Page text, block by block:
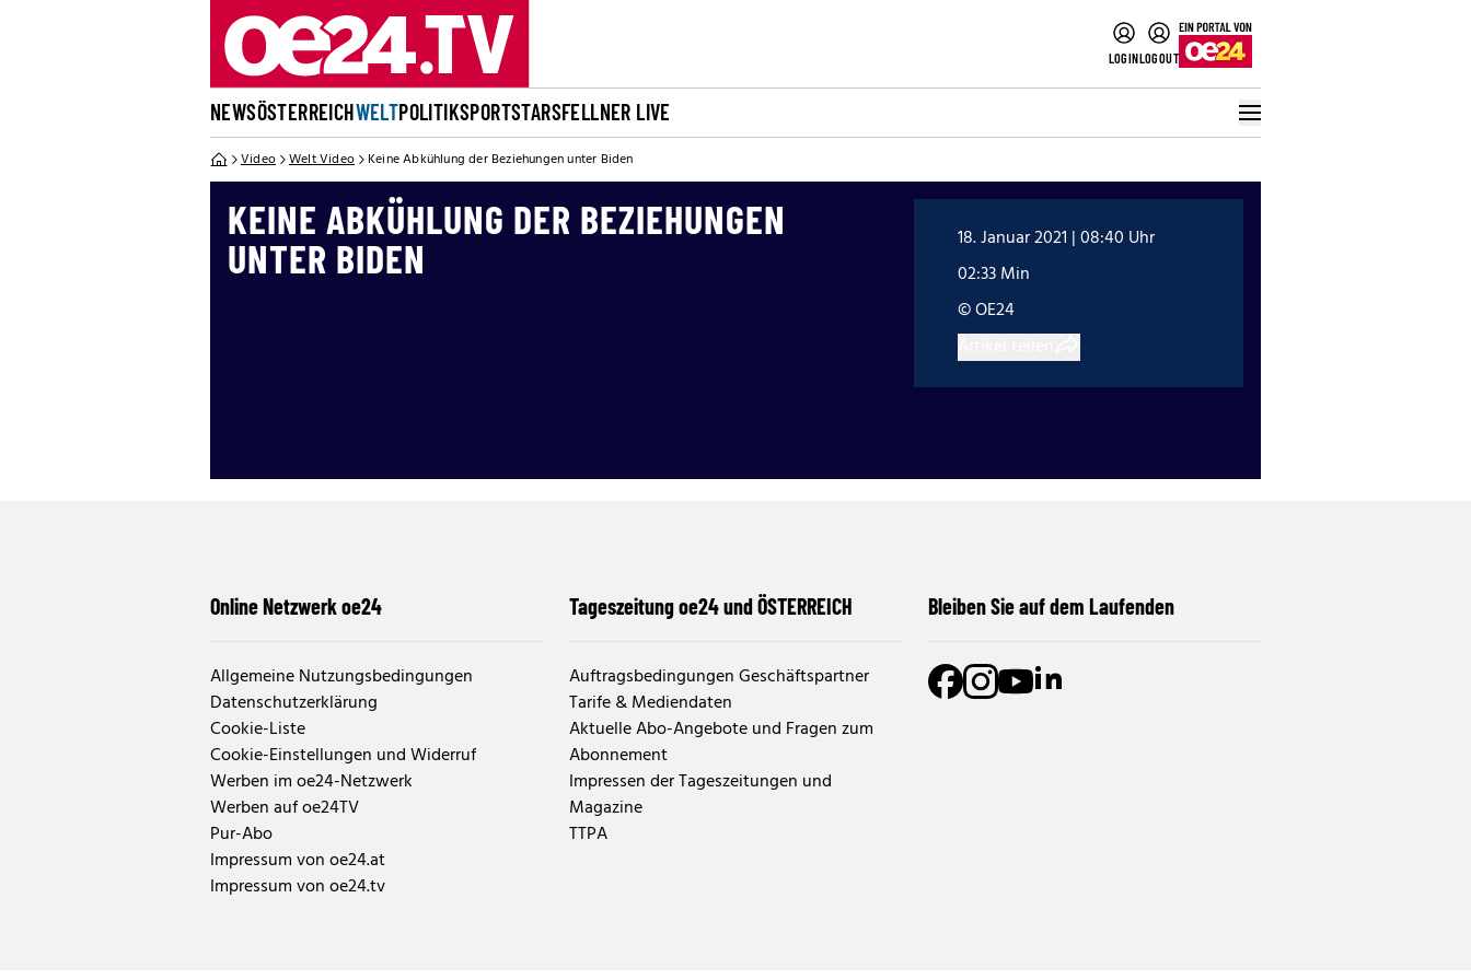
LOGINLOGOUT
NEWSÖSTERREICHWELTPOLITIKSPORTSTARSFELLNER LIVE
Video Welt Video Keine Abkühlung der Beziehungen unter Biden
KEINE ABKÜHLUNG DER BEZIEHUNGEN
UNTER BIDEN
18. Januar 2021 | 08:40 Uhr
02:33 Min
© OE24
Online Netzwerk oe24
Allgemeine Nutzungsbedingungen
Datenschutzerklärung
Cookie-Liste
Cookie-Einstellungen und Widerruf
Werben im oe24-Netzwerk
Werben auf oe24TV
Pur-Abo
Impressum von oe24.at
Impressum von oe24.tv
Tageszeitung oe24 und ÖSTERREICH
Auftragsbedingungen Geschäftspartner
Tarife & Mediendaten
Aktuelle Abo-Angebote und Fragen zum
Abonnement
Impressen der Tageszeitungen und
Magazine
TTPA
Bleiben Sie auf dem Laufenden